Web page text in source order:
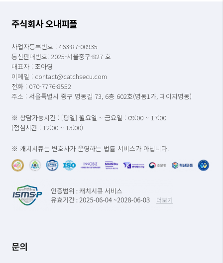
주식회사 오내피플
사업자등록번호 : 463-87-00935
통신판매번호: 2025-서울중구-827 호
대표자 : 조아영
이메일 : contact@catchsecu.com
전화 : 070-7776-8552
주소 : 서울특별시 중구 명동길 73, 6층 602호(명동1가, 페이지명동)
※ 상담가능시간 : [평일] 월요일 ~ 금요일 : 09:00 ~ 17:00
(점심시간 : 12:00 ~ 13:00)
※ 캐치시큐는 변호사가 운영하는 법률 서비스가 아닙니다.
문의